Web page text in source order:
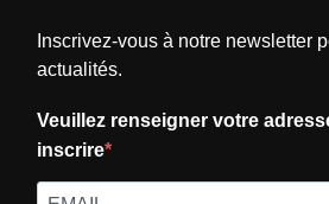
Inscrivez-vous à notre newsletter
actualités.
Veuillez renseigner votre
inscrire